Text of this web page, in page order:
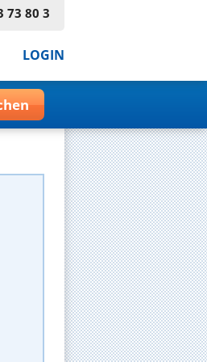
73 80 3
LOGIN